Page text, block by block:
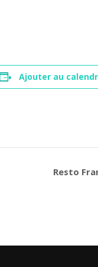
Ajouter au
Resto